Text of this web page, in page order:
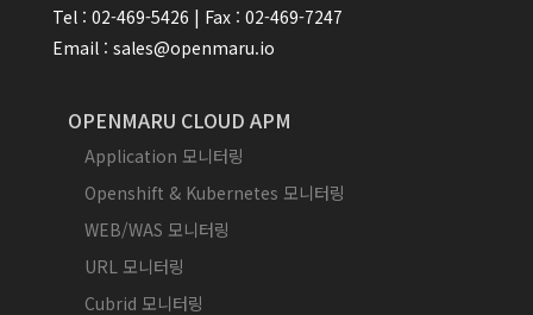
Tel : 02-469-5426 | Fax : 02-469-7247
Email : sales@openmaru.io
OPENMARU CLOUD APM
Application 모니터링
Openshift & Kubernetes 모니터링
WEB/WAS 모니터링
URL 모니터링
Cubrid 모니터링